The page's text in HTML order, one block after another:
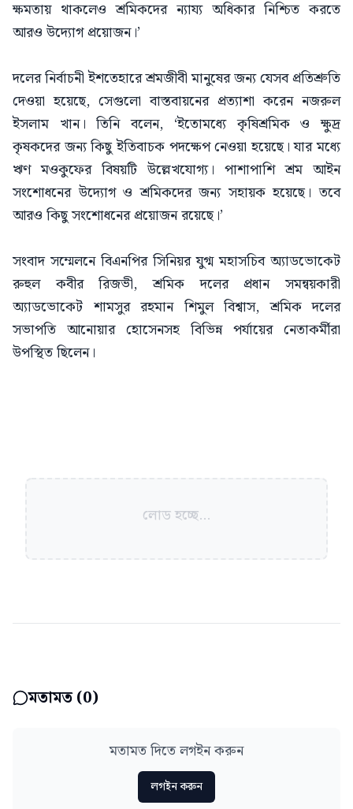
ক্ষমতায় থাকলেও শ্রমিকদের ন্যায্য অধিকার নিশ্চিত করতে
আরও উদ্যোগ প্রয়োজন।’
দলের নির্বাচনী ইশতেহারে শ্রমজীবী মানুষের জন্য যেসব প্রতিশ্রুতি
দেওয়া হয়েছে, সেগুলো বাস্তবায়নের প্রত্যাশা করেন নজরুল
ইসলাম খান। তিনি বলেন, ‘ইতোমধ্যে কৃষিশ্রমিক ও ক্ষুদ্র
কৃষকদের জন্য কিছু ইতিবাচক পদক্ষেপ নেওয়া হয়েছে। যার মধ্যে
ঋণ মওকুফের বিষয়টি উল্লেখযোগ্য। পাশাপাশি শ্রম আইন
সংশোধনের উদ্যোগ ও শ্রমিকদের জন্য সহায়ক হয়েছে। তবে
আরও কিছু সংশোধনের প্রয়োজন রয়েছে।’
সংবাদ সম্মেলনে বিএনপির সিনিয়র যুগ্ম মহাসচিব অ্যাডভোকেট
রুহুল কবীর রিজভী, শ্রমিক দলের প্রধান সমন্বয়কারী
অ্যাডভোকেট শামসুর রহমান শিমুল বিশ্বাস, শ্রমিক দলের
সভাপতি আনোয়ার হোসেনসহ বিভিন্ন পর্যায়ের নেতাকর্মীরা
উপস্থিত ছিলেন।
লোড হচ্ছে...
মতামত (0)
মতামত দিতে লগইন করুন
লগইন করুন